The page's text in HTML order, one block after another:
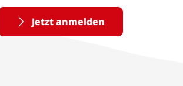
Jetzt anmelden